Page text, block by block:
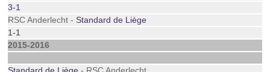
3-1
RSC Anderlecht -Standard de Liège
1-1
2015-2016